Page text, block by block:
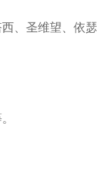
、圣维望、依瑟